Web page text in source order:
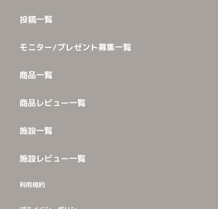
投稿一覧
モニター/プレゼント募集一覧
商品一覧
商品レビュー一覧
施設一覧
施設レビュー一覧
利用規約